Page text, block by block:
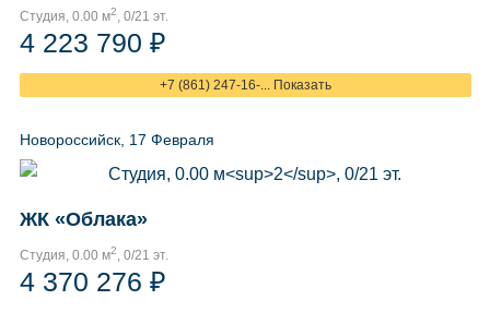
Студия, 0.00 м2, 0/21 эт.
4 223 790 ₽
+7 (861) 247-16-... Показать
Новороссийск, 17 Февраля
ЖК «Облака»
Студия, 0.00 м2, 0/21 эт.
4 370 276 ₽